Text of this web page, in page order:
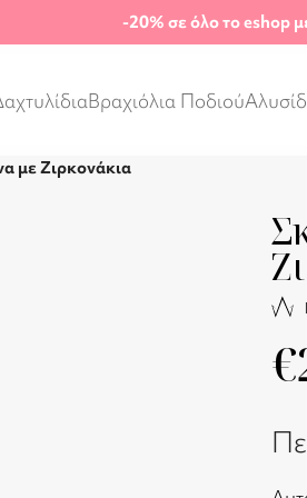
-20% σε όλο το eshop
Βραχιόλια Ποδιού
με Ζιρκονάκια
€